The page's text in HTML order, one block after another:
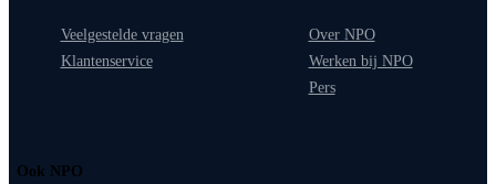
Veelgestelde vragen
Klantenservice
Over NPO
Werken bij NPO
Pers
Ook NPO